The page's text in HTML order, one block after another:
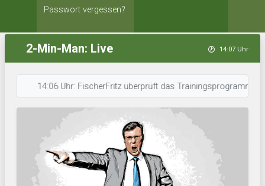
Passwort vergessen?
2-Min-Man: Live 14:07 Uhr
14:06 Uhr: FischerFritz überprüft das Trainingsprogramm. •